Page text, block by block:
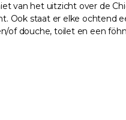
van het uitzicht over de
Ook staat er elke
of douche, toilet en een